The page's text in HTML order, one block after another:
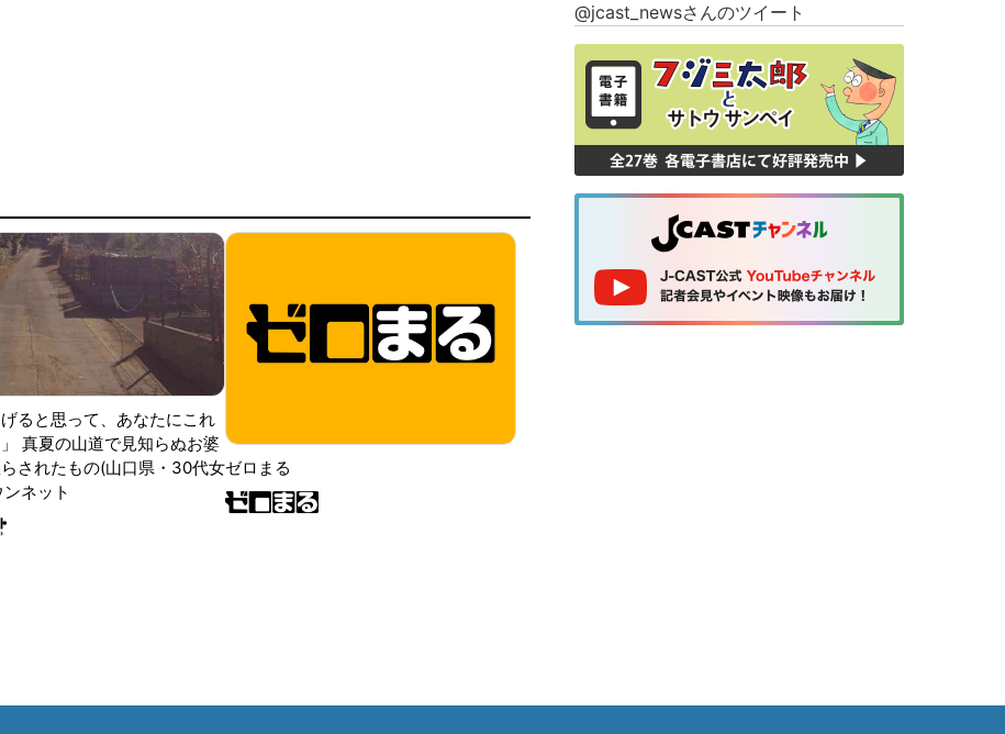
げると思って、あなたにこれ
真夏の山道で見知らぬお婆
されたもの(山口県・30代女
ネット
ゼロまる
@jcast_newsさんのツイート